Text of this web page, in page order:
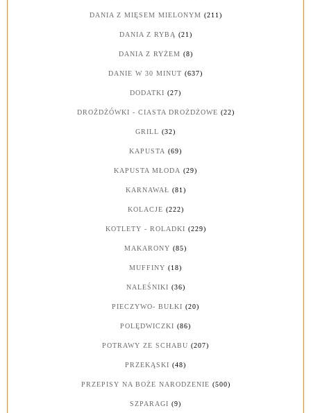
DANIA Z MIĘSEM MIELONYM (211)
DANIA Z RYBĄ (21)
DANIA Z RYŻEM (8)
DANIE W 30 MINUT (637)
DODATKI (27)
DROŻDŻÓWKI - CIASTA DROŻDŻOWE (22)
GRILL (32)
KAPUSTA (69)
KAPUSTA MŁODA (29)
KARNAWAŁ (81)
KOLACJE (222)
KOTLETY - ROLADKI (229)
MAKARONY (85)
MUFFINY (18)
NALEŚNIKI (36)
PIECZYWO- BUŁKI (20)
POLĘDWICZKI (86)
POTRAWY ZE SCHABU (207)
PRZEKĄSKI (48)
PRZEPISY NA BOŻE NARODZENIE (500)
SZPARAGI (9)